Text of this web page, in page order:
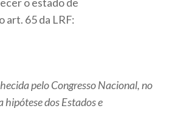
art. 65 da LRF:
pelo Congresso Nacional, no
hipótese dos Estados e